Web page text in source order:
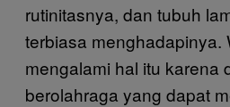
rutinitasnya, dan tubuh
terbiasa menghadapinya.
mengalami hal itu karena
berolahraga yang dapat